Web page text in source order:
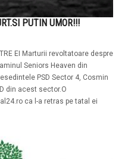
PUTIN UMOR!!!
EI Marturii revoltatoare despre
Seniors Heaven din
PSD Sector 4, Cosmin
din acest sector.O
ca l-a retras pe tatal ei